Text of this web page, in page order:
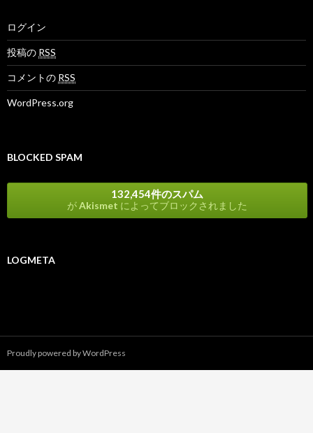
ログイン
投稿の RSS
コメントの RSS
WordPress.org
BLOCKED SPAM
132,454件のスパム
がAkismet によってブロックされました
LOGMETA
Proudly powered by WordPress